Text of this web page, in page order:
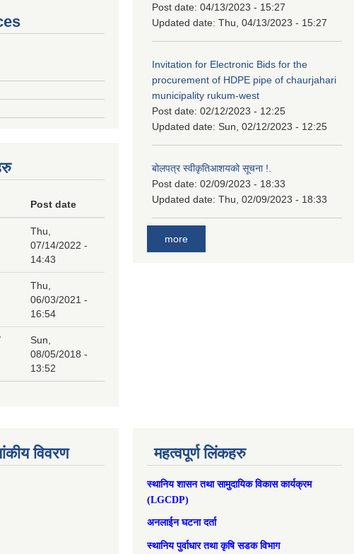
Post date
Thu,
07/14/2022 -
14:43
Thu,
06/03/2021 -
16:54
Sun,
08/05/2018 -
13:52
Post date: 04/13/2023 - 15:27
Updated date: Thu, 04/13/2023 - 15:27
Invitation for Electronic Bids for the
procurement of HDPE pipe of chaurjahari
municipality rukum-west
Post date: 02/12/2023 - 12:25
Updated date: Sun, 02/12/2023 - 12:25
बोलपत्र स्वीकृतिआशयको सूचना !.
Post date: 02/09/2023 - 18:33
Updated date: Thu, 02/09/2023 - 18:33
more
विवरण महत्वपूर्ण लिंकहरु
स्थानिय शासन तथा सामुदायिक विकास कार्यक्रम
(LGCDP)
अनलाईन घटना दर्ता
स्थानिय पुर्वाधार तथा कृषि सडक विभाग